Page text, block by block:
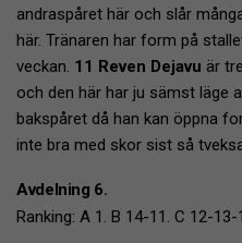
andraspåret här och slår
här. Tränaren har form på
veckan. 11 Reven Dejavu är
och den här har ju sämst läge
bakspåret då han kan öppna
inte bra med skor sist så
Avdelning 6.
Ranking: A 1. B 14-11. C 12-